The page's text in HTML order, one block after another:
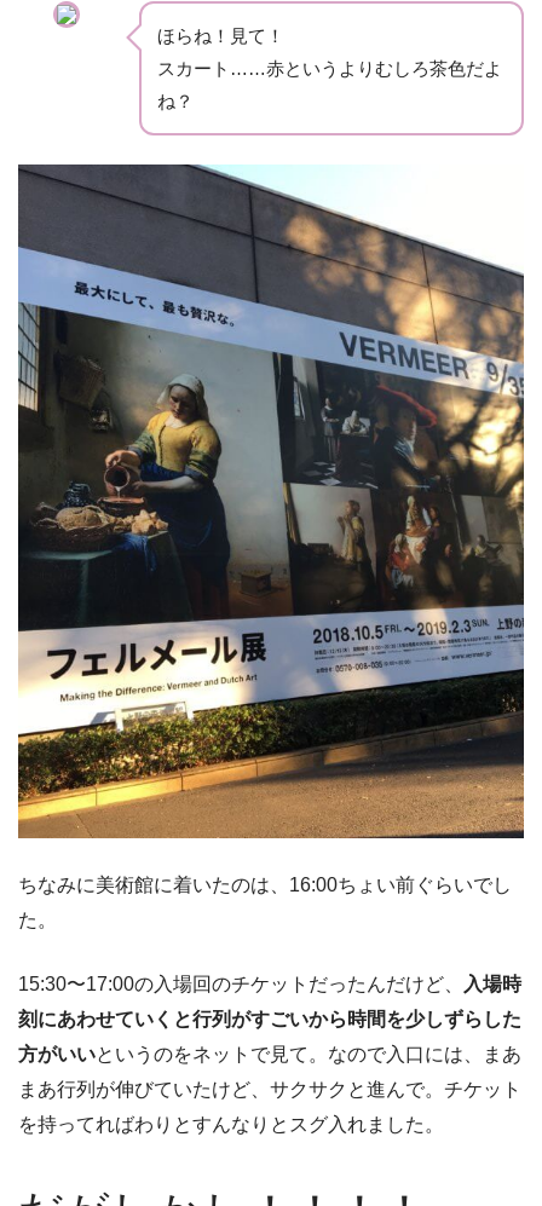
ほらね！見て！
スカート……赤というよりむしろ茶色だよ
ね？
ちなみに美術館に着いたのは、16:00ちょい前ぐらいでし
た。
15:30〜17:00の入場回のチケットだったんだけど、
入場時
刻にあわせていくと行列がすごいから時間を少しずらした
方がいいというのをネットで見て。なので入口には、まあ
まあ行列が伸びていたけど、サクサクと進んで。チケット
を持ってればわりとすんなりとスグ入れました。